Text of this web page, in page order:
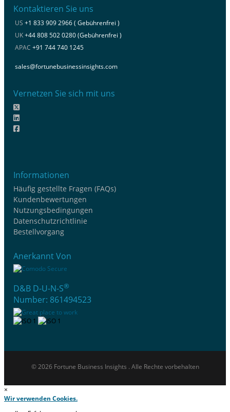
Kontaktieren Sie uns
US +1 833 909 2966 ( Gebührenfrei )
UK+44 808 502 0280 (Gebührenfrei )
APAC +91 744 740 1245
sales@fortunebusinessinsights.com
Vernetzen Sie sich mit uns
Informationen
Häufig gestellte Fragen (FAQs)
Kundenbewertungen
Nutzungsbedingungen
Datenschutzrichtlinie
Bestellvorgang
Anerkannt Von
D&B D-U-N-S®
Number: 861494523
© 2026 Fortune Business Insights . Alle Rechte vorbehalten
×
Wir verwenden Cookies.